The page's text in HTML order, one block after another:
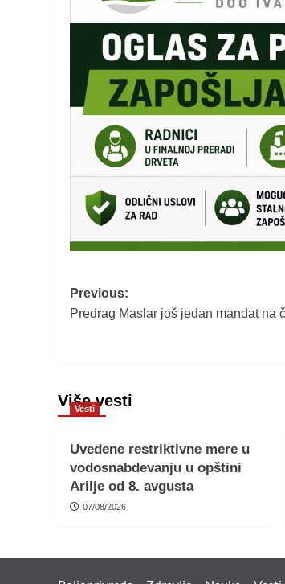
Post
navigation
Previous:
Predrag Maslar još jedan mandat na
Više vesti
Vesti
Uvedene restriktivne mere u
vodosnabdevanju u opštini
Arilje od 8. avgusta
07/08/2026